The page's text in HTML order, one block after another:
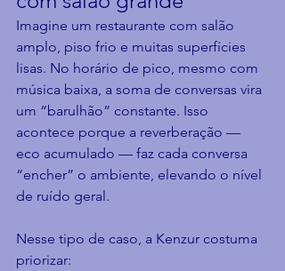
Imagine um restaurante com salão
amplo, piso frio e muitas superfícies
lisas. No horário de pico, mesmo com
música baixa, a soma de conversas vira
um “barulhão” constante. Isso
acontece porque a reverberação —
eco acumulado — faz cada conversa
“encher” o ambiente, elevando o nível
de ruído geral.
Nesse tipo de caso, a Kenzur costuma
priorizar: